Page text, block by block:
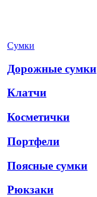
Сумки
Дорожные сумки
Клатчи
Косметички
Портфели
Поясные сумки
Рюкзаки